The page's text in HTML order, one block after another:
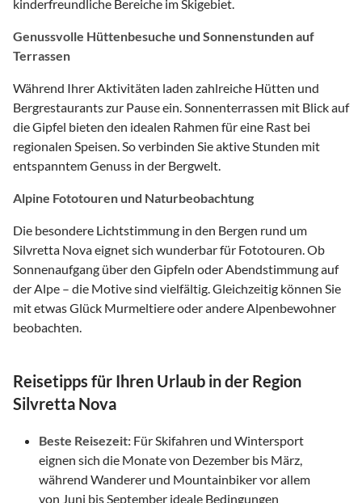
kinderfreundliche Bereiche im Skigebiet.
Genussvolle Hüttenbesuche und Sonnenstunden auf
Terrassen
Während Ihrer Aktivitäten laden zahlreiche Hütten und
Bergrestaurants zur Pause ein. Sonnenterrassen mit Blick auf
die Gipfel bieten den idealen Rahmen für eine Rast bei
regionalen Speisen. So verbinden Sie aktive Stunden mit
entspanntem Genuss in der Bergwelt.
Alpine Fototouren und Naturbeobachtung
Die besondere Lichtstimmung in den Bergen rund um
Silvretta Nova eignet sich wunderbar für Fototouren. Ob
Sonnenaufgang über den Gipfeln oder Abendstimmung auf
der Alpe – die Motive sind vielfältig. Gleichzeitig können Sie
mit etwas Glück Murmeltiere oder andere Alpenbewohner
beobachten.
Reisetipps für Ihren Urlaub in der Region
Silvretta Nova
Beste Reisezeit: Für Skifahren und Wintersport
eignen sich die Monate von Dezember bis März,
während Wanderer und Mountainbiker vor allem
von Juni bis September ideale Bedingungen